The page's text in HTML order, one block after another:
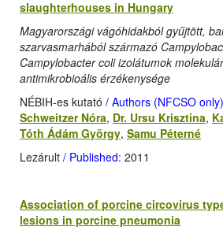
slaughterhouses in Hungary
Magyarországi vágóhidakból gyűjtött,
szarvasmarhából származó
Campylobacter coli izolátumok
antimikrobioális érzékenysége
NÉBIH-es kutató / Authors (NFCSO only)
Schweitzer Nóra, Dr. Ursu Krisztina,
Tóth Ádám György, Samu Péterné
Lezárult / Published: 2011
Association of porcine circovirus
lesions in porcine pneumonia